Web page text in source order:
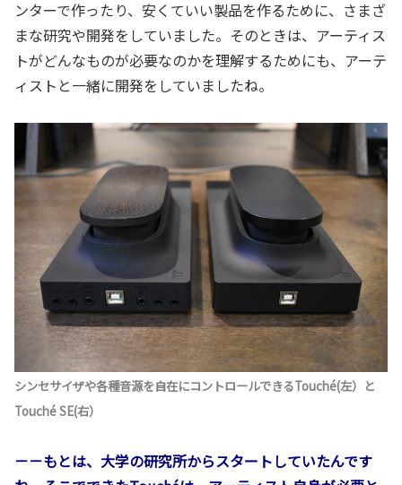
ンターで作ったり、安くていい製品を作るために、さまざ
まな研究や開発をしていました。そのときは、アーティス
トがどんなものが必要なのかを理解するためにも、アーテ
ィストと一緒に開発をしていましたね。
シンセサイザや各種音源を自在にコントロールできるTouché(左）と
Touché SE(右）
－－もとは、大学の研究所からスタートしていたんです